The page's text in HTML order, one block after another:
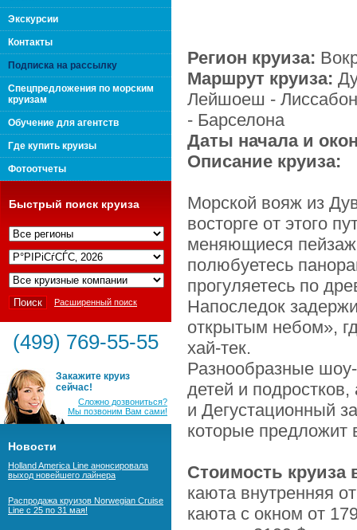
поколения "Вип Круиз
Интернешнл"
Экскурсии
Контакты
Подписка на рассылку
Спецпредложения по морским
круизам
Обучение для агентств
Где купить круизы
Фотоотчеты
Быстрый поиск круиза
Расширенный поиск
(499) 769-55-55
Закажите круиз
сейчас!
Сложно дозвониться?
Мы позвоним Вам сами!
Новости
Holland America Line анонсировала
выход новейшего лайнера
Распродажа круизов Norwegian Cruise
Line с 25 по 31 мая!
Регион круиза:
Маршрут круиза:
Лейшоеш -
- Барселона
Даты начала и
Описание круиза:
Морской вояж из
восторге от этого
меняющиеся
полюбуетесь
прогуляетесь по
Напоследок
открытым небом»,
хай-тек.
Разнообразные
детей и
и Дегустационный
которые предложит
Стоимость круиза
каюта внутренняя
каюта с окном от